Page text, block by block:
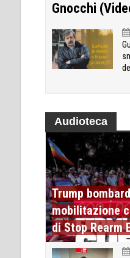
Gnocchi
Audioteca
Trump
mobilitazione
di Stop Rearm